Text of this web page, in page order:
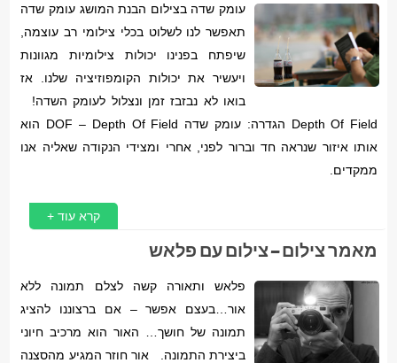
עומק שדה בצילום הבנת המושג עומק שדה
תאפשר לנו לשלוט בכלי צילומי רב עוצמה,
שיפתח בפנינו יכולות צילומיות מגוונות
ויעשיר את יכולות הקומפוזיציה שלנו. אז
בואו לא נבזבז זמן ונצלול לעומק השדה!
Depth Of Field הגדרה: עומק שדה DOF – Depth Of Field הוא
אותו איזור שנראה חד וברור לפני, אחרי ומצידי הנקודה שאליה אנו
ממקדים.
קרא עוד +
מאמר צילום – צילום עם פלאש
פלאש ותאורה קשה לצלם תמונה ללא
אור…בעצם אפשר – אם ברצוננו להציג
תמונה של חושך… האור הוא מרכיב חיוני
ביצירת התמונה. אור חוזר המגיע מהסצנה